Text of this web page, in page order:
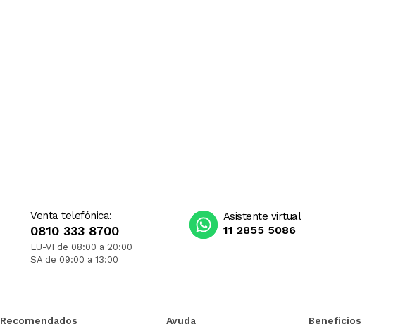
Venta telefónica:
0810 333 8700
LU-VI de 08:00 a 20:00
SA de 09:00 a 13:00
Asistente virtual
11 2855 5086
Recomendados Ayuda Beneficios